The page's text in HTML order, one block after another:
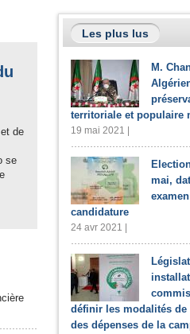
de
se
Les plus lus
M.
territoriale et populaire
19 mai 2021 |
mai,
candidature
24 avr 2021 |
définir les modalités de
des dépenses de la